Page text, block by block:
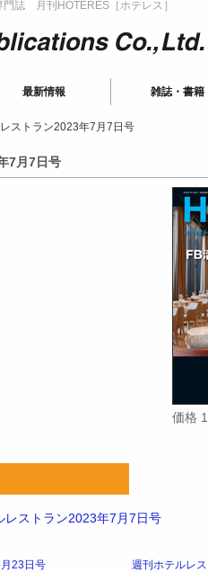
誌 月刊HOTERES［ホテレス］
最新情報 雑誌・書籍
ストラン2023年7月7日号
7月7日号
価格
レストラン2023年7月7日号
23日号 週刊ホテルレ